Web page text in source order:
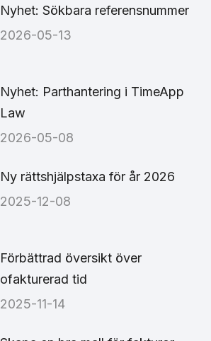
Nyhet: Sökbara referensnummer
2026-05-13
Nyhet: Parthantering i TimeApp
Law
2026-05-08
Ny rättshjälpstaxa för år 2026
2025-12-08
Förbättrad översikt över
ofakturerad tid
2025-11-14